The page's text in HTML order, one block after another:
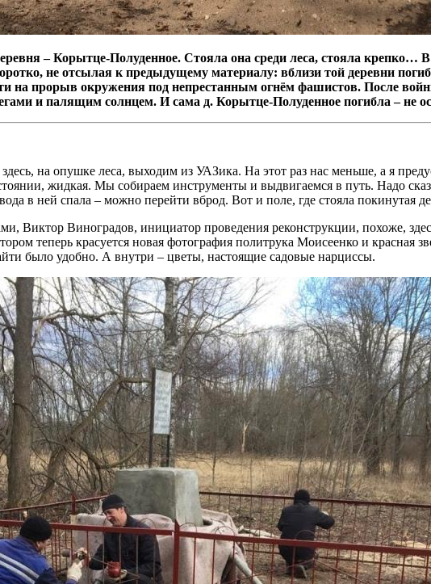
– Корытце-Полуденное. Стояла она среди леса, стояла крепко…
не отсылая к предыдущему материалу: вблизи той деревни
на прорыв окружения под непрестанным огнём фашистов. После
и палящим солнцем. И сама д. Корытце-Полуденное погибла – не
на опушке леса, выходим из УАЗика. На этот раз нас меньше, а я
жидкая. Мы собираем инструменты и выдвигаемся в путь. Надо
в ней спала – можно перейти вброд. Вот и поле, где стояла покинутая
Виктор Виноградов, инициатор проведения реконструкции, похоже,
теперь красуется новая фотография политрука Моисеенко и красная
было удобно. А внутри – цветы, настоящие садовые нарциссы.